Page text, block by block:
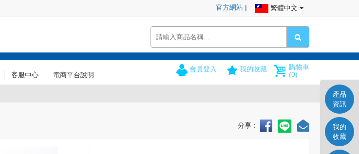
官方網站 | 繁體中文
購物車
(0)
我的收藏
會員登入
客服中心 電商平台說明
分享：
產品
資訊
我的
收藏